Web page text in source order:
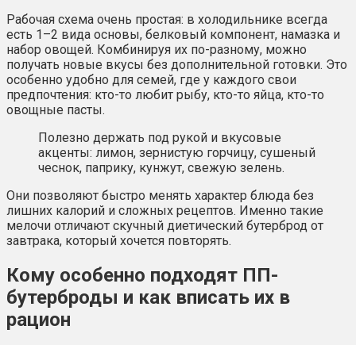
Рабочая схема очень простая: в холодильнике всегда
есть 1–2 вида основы, белковый компонент, намазка и
набор овощей. Комбинируя их по-разному, можно
получать новые вкусы без дополнительной готовки. Это
особенно удобно для семей, где у каждого свои
предпочтения: кто-то любит рыбу, кто-то яйца, кто-то
овощные пасты.
Полезно держать под рукой и вкусовые
акценты: лимон, зернистую горчицу, сушеный
чеснок, паприку, кунжут, свежую зелень.
Они позволяют быстро менять характер блюда без
лишних калорий и сложных рецептов. Именно такие
мелочи отличают скучный диетический бутерброд от
завтрака, который хочется повторять.
Кому особенно подходят ПП-
бутерброды и как вписать их в
рацион